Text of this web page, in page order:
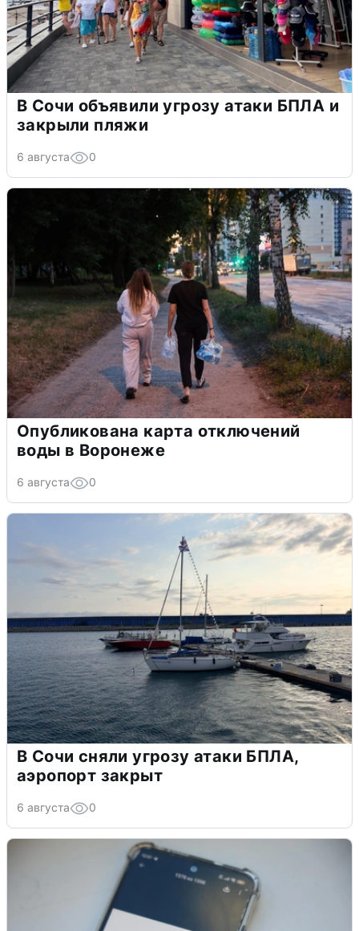
В Сочи объявили угрозу атаки БПЛА и
закрыли пляжи
6 августа 0
Опубликована карта отключений
воды в Воронеже
6 августа 0
В Сочи сняли угрозу атаки БПЛА,
аэропорт закрыт
6 августа 0